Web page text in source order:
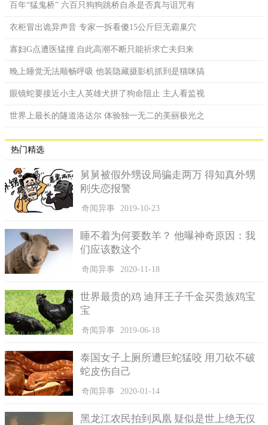
有直接关系，但是网上有网友爆料称，有一个黑龙江的农民拍到
了一组奇怪的照片，照片里出现的好像就是凤凰，而且极有可能
不清晰，但是这丝毫影响不了网友们关注的热情。
拍摄到凤凰照片引起网络热议
注了，但是同时争议性也非常大。部分人觉得这个拍到凤凰照片
的黑龙江农民真的是行了大运了，竟然在有生之年能亲眼看到凤
凰，但是部分人却对此表示怀疑，他们觉得发布出来的照片真实
凤凰这种所谓的神物现实中从来没出现过，现在说拍到凤凰照
片，也太玄乎了。
从照片上看，所谓的凤凰不管是体型还是羽毛都与神话中的
此就说明这个事件的真实度非常高了，可能黑龙江农民真的拍到
了这世上的最后一只凤凰。凤凰这种神物到底是否存在？有的人
深信不疑，而有的人却始终不相信。
百年“猛鬼桥” 六百只狗狗跳桥自杀是否真与诅咒有
衣柜冒出诡异声音 专家一拆看傻15公斤巨无霸巢穴
寡妇G点遭医猛撞 自此高潮不断只能祈求亡夫归来
晚上睡觉无法顺畅呼吸 他装隐藏摄影机抓到是猫咪搞
眼镜蛇要接近小主人英雄犬拼了狗命阻止 主人看监视
世界上最长的隧道洛达尔 体验独一无二的美丽极光之
热门精选
舅舅被假外甥设局骗走两万 得知真外甥
刚失恋报警
奇闻异事 2019-10-23
睡不着为何要数羊？ 他曝神奇原因：我
们应该数这个
奇闻异事 2020-11-18
世界最贵的鸡 迪拜王子千金买贵族鸡宝
宝
奇闻异事 2019-06-18
泰国女子上厕所遭巨蛇猛咬 用刀砍不破
蛇皮伤自己
奇闻异事 2020-01-14
黑龙江农民拍到凤凰 疑似是世上绝无仅